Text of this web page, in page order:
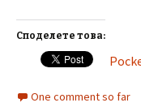
Споделете това:
One comment so far